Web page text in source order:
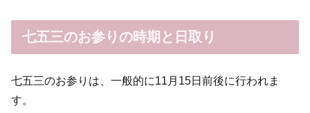
七五三のお参りの時期と日取り
七五三のお参りは、一般的に11月15日前後に行われま
す。